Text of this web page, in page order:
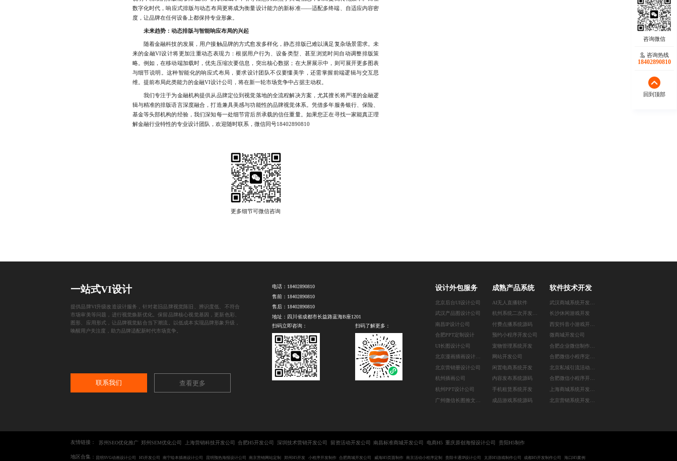
数字化时代，响应式排版与动态布局更将成为衡量设计能力的新标准——适配多终端、自适应内容密
度，让品牌在任何设备上都保持专业形象。
未来趋势：动态排版与智能响应布局的兴起
随着金融科技的发展，用户接触品牌的方式愈发多样化，静态排版已难以满足复杂场景需求。未
来的金融VI设计将更加注重动态表现力：根据用户行为、设备类型、甚至浏览时间自动调整排版策
略。例如，在移动端加载时，优先压缩次要信息，突出核心数据；在大屏展示中，则可展开更多图表
与细节说明。这种智能化的响应式布局，要求设计团队不仅要懂美学，还需掌握前端逻辑与交互思
维。提前布局此类能力的金融VI设计公司，将在新一轮市场竞争中占据主动权。
我们专注于为金融机构提供从品牌定位到视觉落地的全流程解决方案，尤其擅长将严谨的金融逻
辑与精准的排版语言深度融合，打造兼具美感与功能性的品牌视觉体系。凭借多年服务银行、保险、
基金等头部机构的经验，我们深知每一处细节背后所承载的信任重量。如果您正在寻找一家能真正理
解金融行业特性的专业设计团队，欢迎随时联系，微信同号18402890810
咨询热线
18402890810
回到顶部
一站式VI设计
提供品牌VI升级改造设计服务，针对老旧品牌视觉陈旧、辨识度低、不符合
市场审美等问题，进行视觉焕新优化。保留品牌核心视觉基因，更新色彩、
图形、应用形式，让品牌视觉贴合当下潮流。以低成本实现品牌形象升级，
唤醒用户关注度，助力品牌适配新时代市场竞争。
联系我们 查看更多
电话： 18402890810
售前： 18402890810
售后： 18402890810
地址：四川省成都市长益路蓝海B座1201
扫码立即咨询：
扫码了解更多：
设计外包服务
北京后台UI设计公司
武汉产品图设计公司
南昌IP设计公司
合肥PPT定制设计
UI长图设计公司
北京漫画插画设计公司
北京营销册设计公司
杭州插画公司
杭州PPT设计公司
成熟产品系统
AI无人直播软件
杭州系统二次开发公司
付费点播系统源码
预约小程序开发公司
宠物管理系统开发
网站开发公司
闲置电商系统开发
内容发布系统源码
手机租赁系统开发
成品游戏系统源码
软件技术开发
长沙休闲游戏开发
西安抖音小游戏开发公司
微商城开发公司
合肥微信小程序定制开发
合肥微信小程序开发公司
友情链接： 苏州SEO优化推广 郑州SEM优化公司 上海营销科技开发公司 合肥H5开发公司 深圳技术营销开发公司 留资活动开发公司 南昌标准商城开发公司 电商H5 重庆原创海报设计公司 贵阳H5制作
地区合集： 昆明SVG动画设计公司 H5开发公司 南宁绘本插画设计公司 昆明预热海报设计公司 南京营销网站定制 郑州H5开发 小程序开发制作 合肥商城开发公司 威海H5页面制作 南京活动小程序定制 贵阳卡通IP设计公司 太原H5游戏制作公司 成都H5开发制作公司 海口H5案例